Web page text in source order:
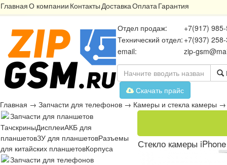
ГлавнаяО компании КонтактыДоставкаОплатаГарантия
Отдел продаж:
+7(917)
Технический отдел: +7(937)
email:
zip-
Скачать прайс
Главная → Запчасти для телефонов → Камеры и стекла камеры
Запчасти для планшетов
ТачскриныДисплеиАКБ для
планшетовЗУ для планшетовРазъемы
для китайских планшетовКорпуса
Запчасти для телефонов
Стекло камеры